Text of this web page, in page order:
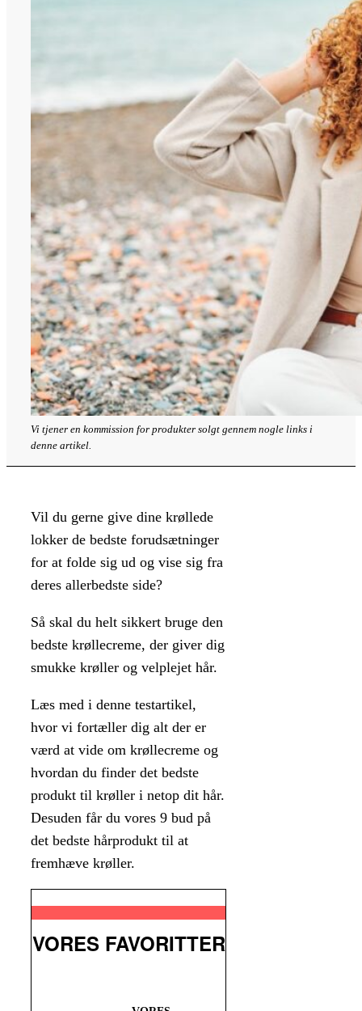
Vi tjener en kommission for produkter solgt gennem nogle links i
denne artikel.
Vil du gerne give dine krøllede
lokker de bedste forudsætninger
for at folde sig ud og vise sig fra
deres allerbedste side?
Så skal du helt sikkert bruge den
bedste krøllecreme, der giver dig
smukke krøller og velplejet hår.
Læs med i denne testartikel,
hvor vi fortæller dig alt der er
værd at vide om krøllecreme og
hvordan du finder det bedste
produkt til krøller i netop dit hår.
Desuden får du vores 9 bud på
det bedste hårprodukt til at
fremhæve krøller.
VORES FAVORITTER